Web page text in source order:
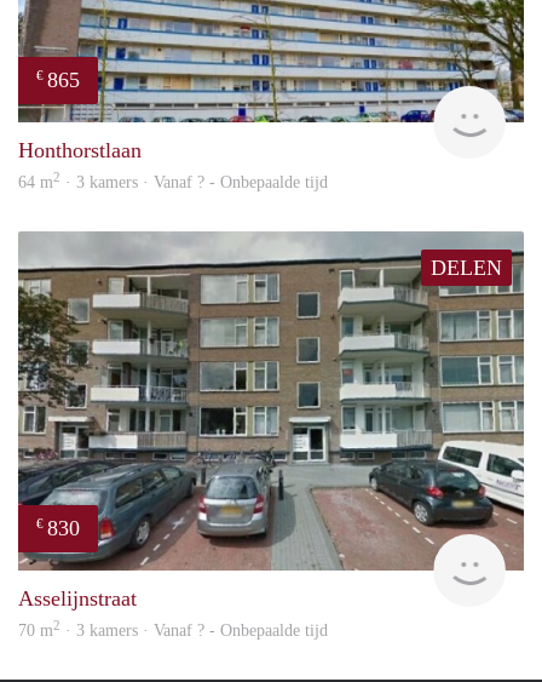
€ 865
rent
Honthorstlaan
64 m2 · 3 kamers · Vanaf ? - Onbepaalde tijd
DELEN
€ 830
rent
Asselijnstraat
70 m2 · 3 kamers · Vanaf ? - Onbepaalde tijd